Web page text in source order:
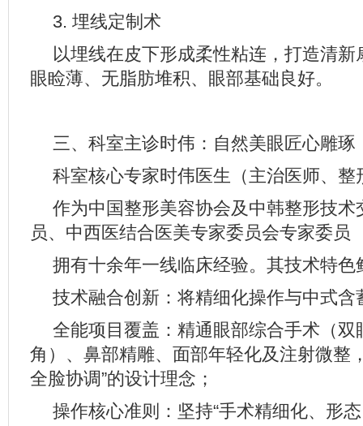
3. 埋线定制术
以埋线在皮下形成柔性粘连，打造清
眼睑薄、无脂肪堆积、眼部基础良好。
三、科室主诊时伟：自然美眼匠心雕琢
科室核心专家时伟医生（主治医师、整
作为中国整形美容协会及中韩整形技术
员、中西医结合医美专家委员会专家委员
拥有十余年一线临床经验。其技术特色
技术融合创新：将精细化操作与中式含
全能项目覆盖：精通眼部综合手术（双
角）、鼻部精雕、面部年轻化及注射微整
全脸协调”的设计理念；
操作核心准则：坚持“手术精细化、形